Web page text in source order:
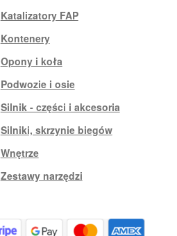
Katalizatory FAP
Kontenery
Opony i koła
Podwozie i osie
Silnik - części i akcesoria
Silniki, skrzynie biegów
Wnętrze
Zestawy narzędzi